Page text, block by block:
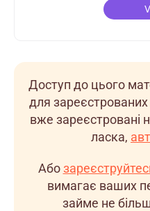
Доступ до цього
для
вже зареєстровані
ласка,
Або
вимагає ваших
займе не